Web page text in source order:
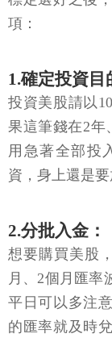
項：
1.確定投資目
投資美股請以
果這筆錢在2年
用急著全部投
資，身上還是要
2.分批入金：
想要購買美股
月、2個月匯率
平日可以多注
的匯率就及時